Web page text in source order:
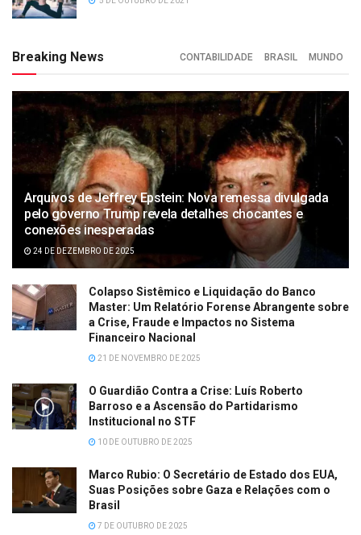
Breaking News CONTABILIDADE BRASIL MUNDO
Arquivos de Jeffrey Epstein: Nova remessa divulgada
pelo governo Trump revela detalhes chocantes e
conexões inesperadas
24 DE DEZEMBRO DE 2025
Colapso Sistêmico e Liquidação do Banco
Master: Um Relatório Forense Abrangente sobre
a Crise, Fraude e Impactos no Sistema
Financeiro Nacional
21 DE NOVEMBRO DE 2025
O Guardião Contra a Crise: Luís Roberto
Barroso e a Ascensão do Partidarismo
Institucional no STF
10 DE OUTUBRO DE 2025
Marco Rubio: O Secretário de Estado dos EUA,
Suas Posições sobre Gaza e Relações com o
Brasil
7 DE OUTUBRO DE 2025